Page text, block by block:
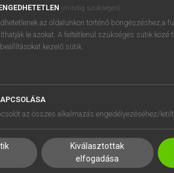
SÚGÓ
RÓLUNK
SÜTI BEÁLLÍTÁSOK
(mindig szükséges)
az oldalunkon történő böngészéshez,a
le azokat. A feltétlenül szükséges sütik közé
kezelő sütik.
az összes alkalmazás engedélyezéséhez/
Kiválasztottak
elfogadása